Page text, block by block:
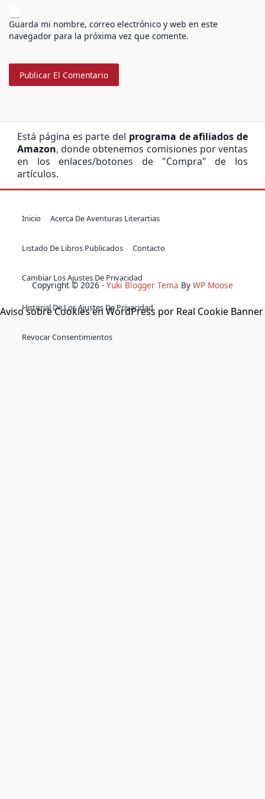
Guarda mi nombre, correo electrónico y web en este
navegador para la próxima vez que comente.
Está página es parte del programa de afiliados de
Amazon, donde obtenemos comisiones por ventas
en los enlaces/botones de "Compra" de los
artículos.
Inicio Acerca De Aventuras Literartias
Listado De Libros Publicados Contacto
Cambiar Los Ajustes De Privacidad
Historial De Los Ajustes De Privacidad
Revocar Consentimientos
Copyright © 2026 - Yuki Blogger Tema By WP Moose
Aviso sobre Cookies en WordPress por Real Cookie Banner